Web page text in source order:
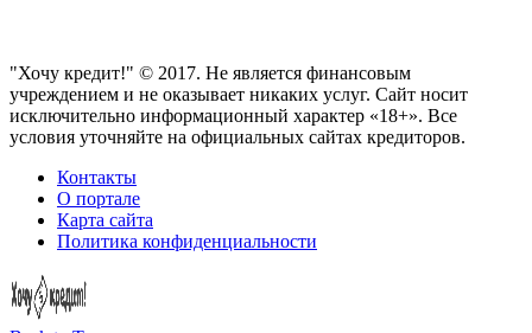
"Хочу кредит!" © 2017. Не является финансовым
учреждением и не оказывает никаких услуг. Сайт носит
исключительно информационный характер «18+». Все
условия уточняйте на официальных сайтах кредиторов.
Контакты
О портале
Карта сайта
Политика конфиденциальности